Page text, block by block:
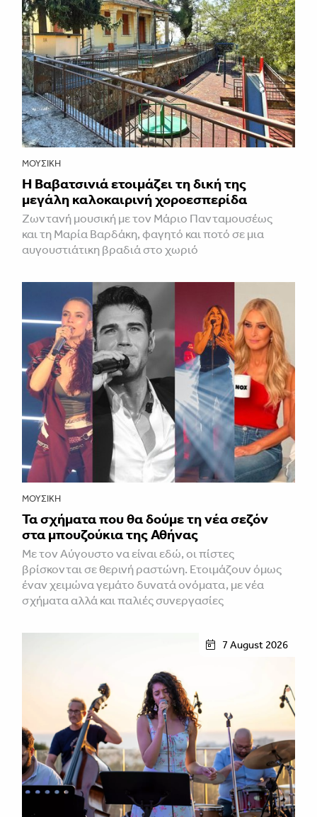
ΜΟΥΣΙΚΉ
Η Βαβατσινιά ετοιμάζει τη δική της
μεγάλη καλοκαιρινή χοροεσπερίδα
Ζωντανή μουσική με τον Μάριο Πανταμουσέως
και τη Μαρία Βαρδάκη, φαγητό και ποτό σε μια
αυγουστιάτικη βραδιά στο χωριό
ΜΟΥΣΙΚΉ
Τα σχήματα που θα δούμε τη νέα σεζόν
στα μπουζούκια της Αθήνας
Με τον Αύγουστο να είναι εδώ, οι πίστες
βρίσκονται σε θερινή ραστώνη. Ετοιμάζουν όμως
έναν χειμώνα γεμάτο δυνατά ονόματα, με νέα
σχήματα αλλά και παλιές συνεργασίες
7 August 2026